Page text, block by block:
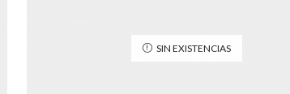
SIN EXISTENCIAS